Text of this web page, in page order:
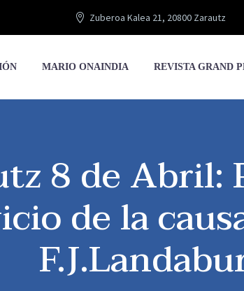
Zuberoa Kalea 21, 20800 Zarautz
MARIO ONAINDIA REVISTA GRAND
8 de
de la